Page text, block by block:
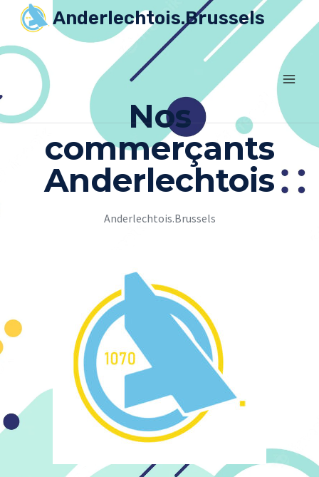
Anderlechtois.Brussels
Nos
commerçants
Anderlechtois
Anderlechtois.Brussels